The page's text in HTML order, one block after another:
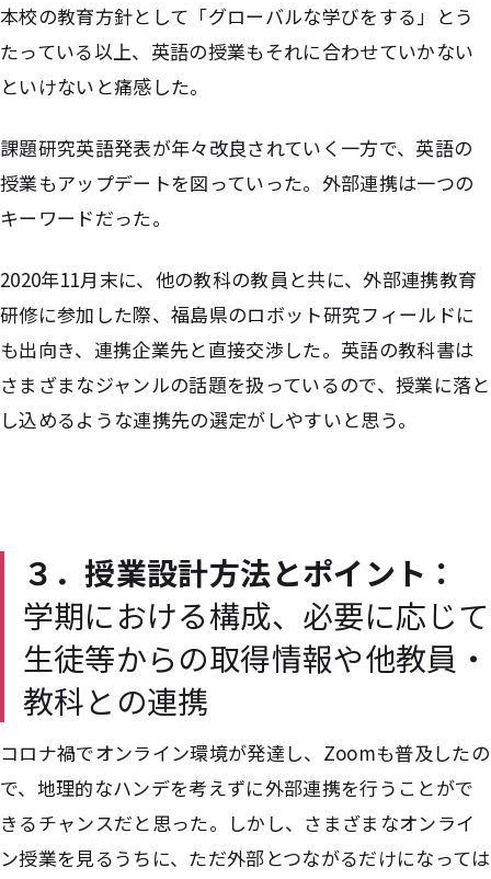
本校の教育方針として「グローバルな学びをする」とう
たっている以上、英語の授業もそれに合わせていかない
といけないと痛感した。
課題研究英語発表が年々改良されていく一方で、英語の
授業もアップデートを図っていった。外部連携は一つの
キーワードだった。
2020年11月末に、他の教科の教員と共に、外部連携教育
研修に参加した際、福島県のロボット研究フィールドに
も出向き、連携企業先と直接交渉した。英語の教科書は
さまざまなジャンルの話題を扱っているので、授業に落と
し込めるような連携先の選定がしやすいと思う。
３．授業設計方法とポイント：
学期における構成、必要に応じて
生徒等からの取得情報や他教員・
教科との連携
コロナ禍でオンライン環境が発達し、Zoomも普及したの
で、地理的なハンデを考えずに外部連携を行うことがで
きるチャンスだと思った。しかし、さまざまなオンライ
ン授業を見るうちに、ただ外部とつながるだけになっては